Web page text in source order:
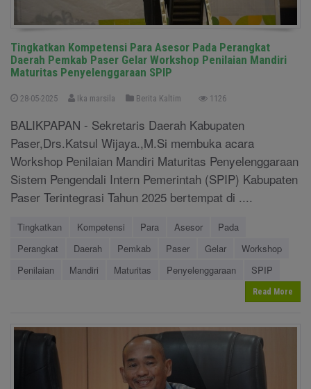
Tingkatkan Kompetensi Para Asesor Pada Perangkat
Daerah Pemkab Paser Gelar Workshop Penilaian Mandiri
Maturitas Penyelenggaraan SPIP
28-05-2025 Ika marsila Berita Kaltim 1126
BALIKPAPAN - Sekretaris Daerah Kabupaten
Paser,Drs.Katsul Wijaya.,M.Si membuka acara
Workshop Penilaian Mandiri Maturitas Penyelenggaraan
Sistem Pengendali Intern Pemerintah (SPIP) Kabupaten
Paser Terintegrasi Tahun 2025 bertempat di ....
Tingkatkan Kompetensi Para Asesor
Pada
Perangkat
Daerah Pemkab Paser Gelar
Workshop
Penilaian
Mandiri Maturitas Penyelenggaraan SPIP
Read More